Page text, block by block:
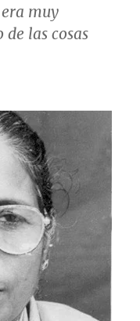
muy
las cosas